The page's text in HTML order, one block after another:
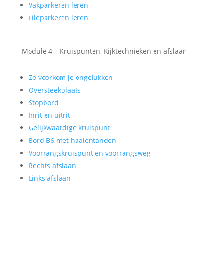
Vakparkeren leren
Fileparkeren leren
Module 4 – Kruispunten, Kijktechnieken en afslaan
Zo voorkom je ongelukken
Oversteekplaats
Stopbord
Inrit en uitrit
Gelijkwaardige kruispunt
Bord B6 met haaientanden
Voorrangskruispunt en voorrangsweg
Rechts afslaan
Links afslaan